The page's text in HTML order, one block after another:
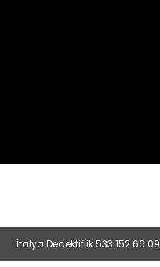
İtalya Dedektiflik 533 152 66 09